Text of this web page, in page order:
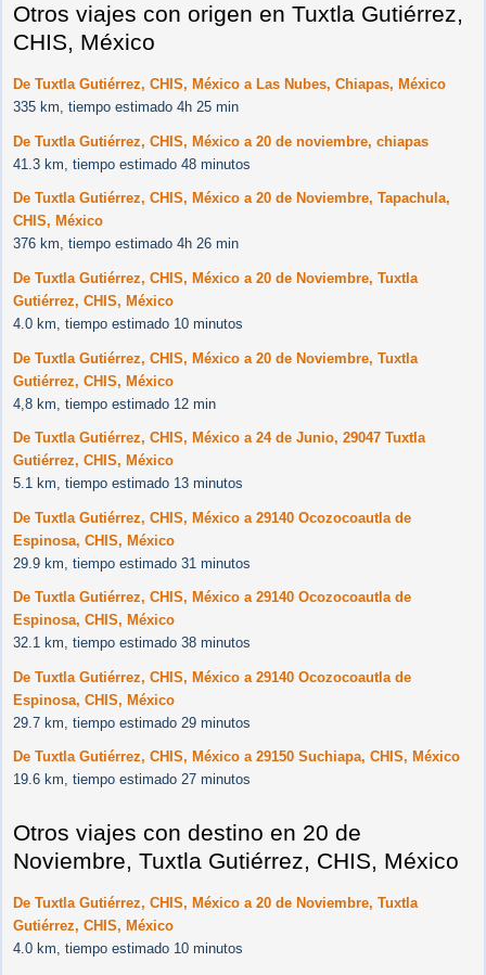
Otros viajes con origen en Tuxtla Gutiérrez,
CHIS, México
De Tuxtla Gutiérrez, CHIS, México a Las Nubes, Chiapas, México
335 km, tiempo estimado 4h 25 min
De Tuxtla Gutiérrez, CHIS, México a 20 de noviembre, chiapas
41.3 km, tiempo estimado 48 minutos
De Tuxtla Gutiérrez, CHIS, México a 20 de Noviembre, Tapachula,
CHIS, México
376 km, tiempo estimado 4h 26 min
De Tuxtla Gutiérrez, CHIS, México a 20 de Noviembre, Tuxtla
Gutiérrez, CHIS, México
4.0 km, tiempo estimado 10 minutos
De Tuxtla Gutiérrez, CHIS, México a 20 de Noviembre, Tuxtla
Gutiérrez, CHIS, México
4,8 km, tiempo estimado 12 min
De Tuxtla Gutiérrez, CHIS, México a 24 de Junio, 29047 Tuxtla
Gutiérrez, CHIS, México
5.1 km, tiempo estimado 13 minutos
De Tuxtla Gutiérrez, CHIS, México a 29140 Ocozocoautla de
Espinosa, CHIS, México
29.9 km, tiempo estimado 31 minutos
De Tuxtla Gutiérrez, CHIS, México a 29140 Ocozocoautla de
Espinosa, CHIS, México
32.1 km, tiempo estimado 38 minutos
De Tuxtla Gutiérrez, CHIS, México a 29140 Ocozocoautla de
Espinosa, CHIS, México
29.7 km, tiempo estimado 29 minutos
De Tuxtla Gutiérrez, CHIS, México a 29150 Suchiapa, CHIS, México
19.6 km, tiempo estimado 27 minutos
Otros viajes con destino en 20 de
Noviembre, Tuxtla Gutiérrez, CHIS, México
De Tuxtla Gutiérrez, CHIS, México a 20 de Noviembre, Tuxtla
Gutiérrez, CHIS, México
4.0 km, tiempo estimado 10 minutos